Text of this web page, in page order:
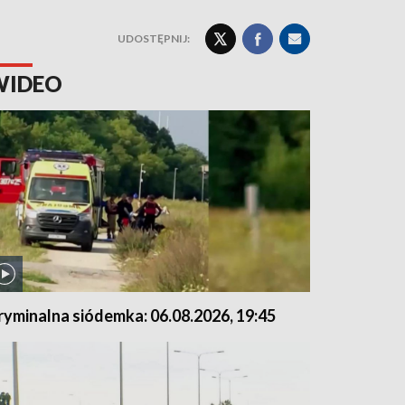
UDOSTĘPNIJ:
siódemka: 06.08.2026, 19:45